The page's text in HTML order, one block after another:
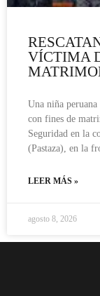
VÍCTIMA
Una niña
con fines de
Seguridad en la
(Pastaza), en la
LEER MÁS »
agosto 8, 2026